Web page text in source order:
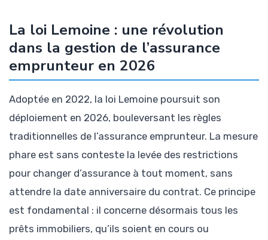
La loi Lemoine : une révolution
dans la gestion de l’assurance
emprunteur en 2026
Adoptée en 2022, la loi Lemoine poursuit son
déploiement en 2026, bouleversant les règles
traditionnelles de l’assurance emprunteur. La mesure
phare est sans conteste la levée des restrictions
pour changer d’assurance à tout moment, sans
attendre la date anniversaire du contrat. Ce principe
est fondamental : il concerne désormais tous les
prêts immobiliers, qu’ils soient en cours ou